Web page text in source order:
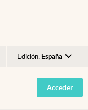
Edición: España
Argentina
España
Acceder